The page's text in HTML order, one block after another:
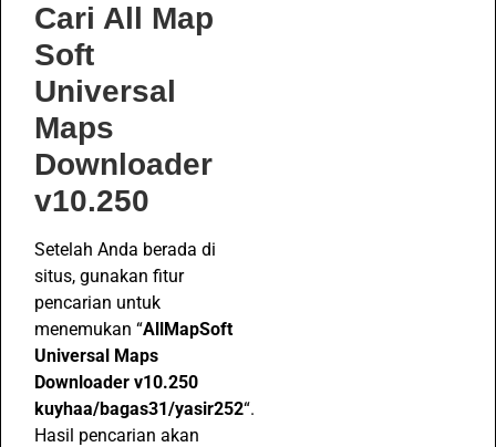
Cari All Map
Soft
Universal
Maps
Downloader
v10.250
Setelah Anda berada di
situs, gunakan fitur
pencarian untuk
menemukan “AllMapSoft
Universal Maps
Downloader v10.250
kuyhaa/bagas31/yasir252“.
Hasil pencarian akan